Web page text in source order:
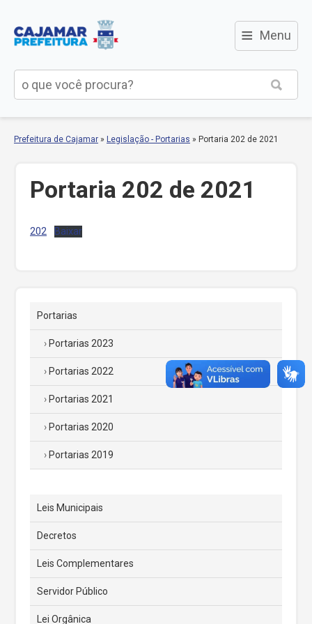
≡ Menu
Prefeitura de Cajamar » Legislação - Portarias » Portaria 202 de 2021
Portaria 202 de 2021
202 Baixar
Portarias
Portarias 2023
Portarias 2022
Portarias 2021
Portarias 2020
Portarias 2019
Leis Municipais
Decretos
Leis Complementares
Servidor Público
Lei Orgânica